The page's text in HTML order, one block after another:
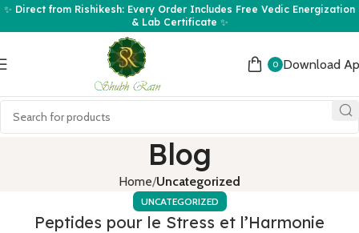
✨ Direct from Rishikesh: Every Order Includes Free Vedic Energization
& Lab Certificate ✨
0 Download
Blog
Home Uncategorized
UNCATEGORIZED
Peptides pour le Stress et l’Harmonie